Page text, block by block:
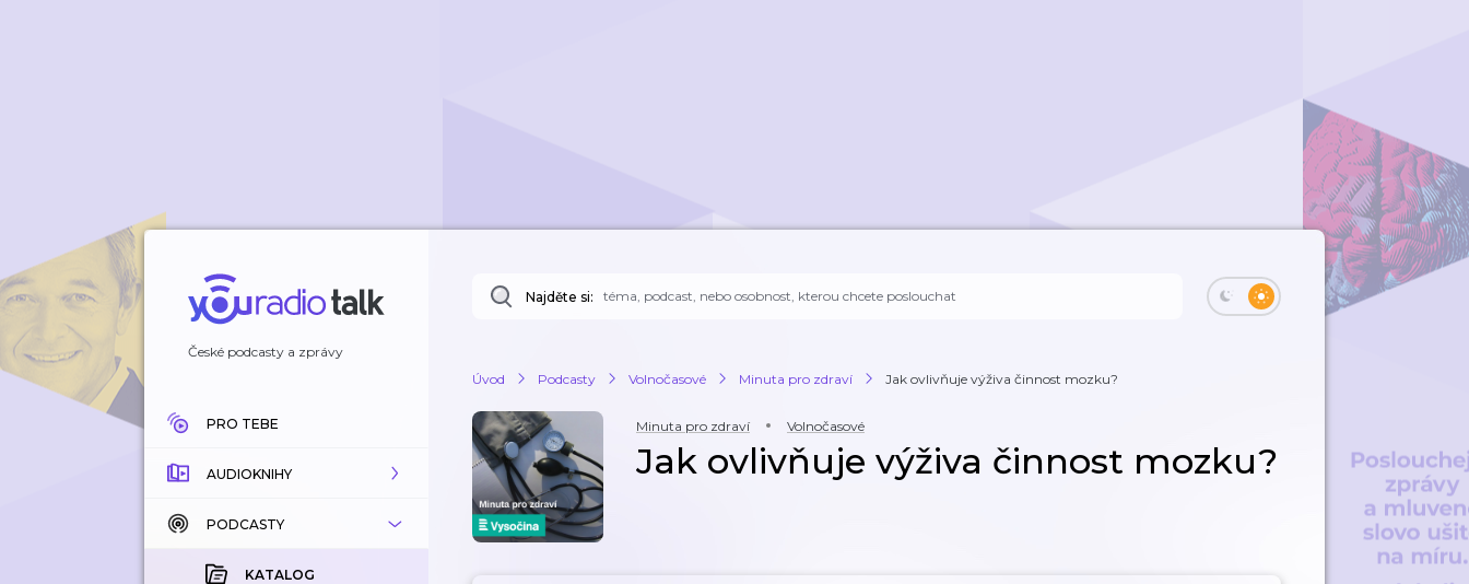
České podcasty a zprávy
PRO TEBE
AUDIOKNIHY
KATALOG
KOUPENÉ
PODCASTY
KATALOG
Najděte si:
Úvod Podcasty Volnočasové Minuta pro zdraví Jak ovlivňuje výživa činnost mozku?
Minuta pro zdraví Volnočasové
Jak ovlivňuje výživa činnost mozku?